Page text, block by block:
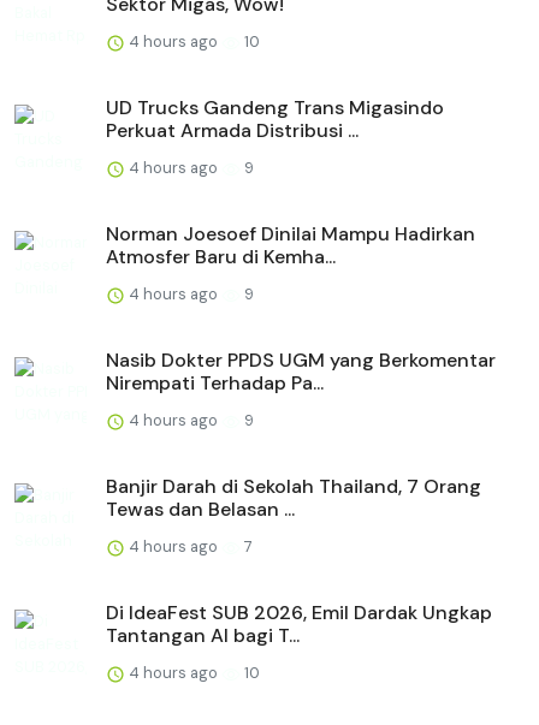
4 hours ago 10
UD Trucks Gandeng Trans Migasindo
Perkuat Armada Distribusi ...
4 hours ago 9
Norman Joesoef Dinilai Mampu Hadirkan
Atmosfer Baru di Kemha...
4 hours ago 9
Nasib Dokter PPDS UGM yang Berkomentar
Nirempati Terhadap Pa...
4 hours ago 9
Banjir Darah di Sekolah Thailand, 7 Orang
Tewas dan Belasan ...
4 hours ago 7
Di IdeaFest SUB 2026, Emil Dardak Ungkap
Tantangan AI bagi T...
4 hours ago 10